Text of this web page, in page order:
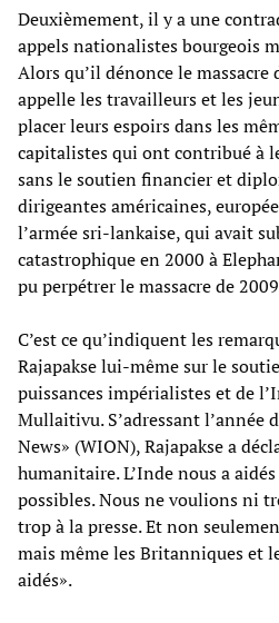
Deuxièmement, il y a une
appels nationalistes bourgeois
Alors qu’il dénonce le
appelle les travailleurs et les
placer leurs espoirs dans les
capitalistes qui ont contribué à
sans le soutien financier et
dirigeantes américaines,
l’armée sri-lankaise, qui avait
catastrophique en 2000 à
pu perpétrer le massacre de
C’est ce qu’indiquent les
Rajapakse lui-même sur le
puissances impérialistes et de
Mullaitivu. S’adressant l’année
News» (WION), Rajapakse a
humanitaire. L’Inde nous a
possibles. Nous ne voulions ni
trop à la presse. Et non
mais même les Britanniques et
aidés».